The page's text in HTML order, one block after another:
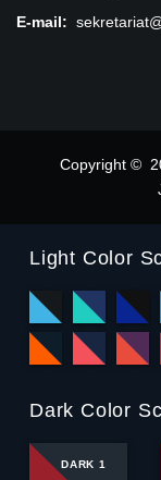
E-mail:
Copyright ©
Light Color
Dark Color
DARK 1